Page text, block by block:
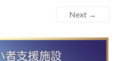
Next →